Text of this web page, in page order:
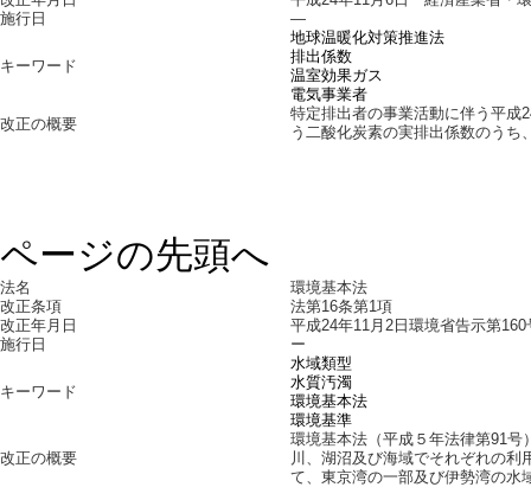
施行日
―
キーワード
地球温暖化対策推進法
排出係数
温室効果ガス
電気事業者
改正の概要
特定排出者の事業活動に伴う平成
う二酸化炭素の実排出係数のうち
ページの先頭へ
法名
環境基本法
改正条項
法第16条第1項
改正年月日
平成24年11月2日環境省告示第160
施行日
ー
キーワード
水域類型
水質汚濁
環境基本法
環境基準
改正の概要
環境基本法（平成５年法律第91
川、湖沼及び海域でそれぞれの
て、東京湾の一部及び伊勢湾の水